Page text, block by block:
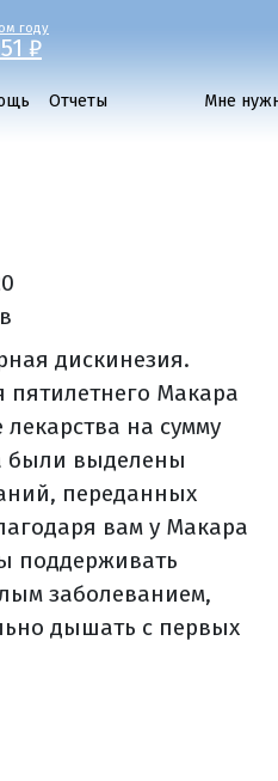
году
₽
Отчеты Мне
дискинезия.
пятилетнего Макара
на сумму
были выделены
переданных
вам у Макара
поддерживать
заболеванием,
дышать с первых